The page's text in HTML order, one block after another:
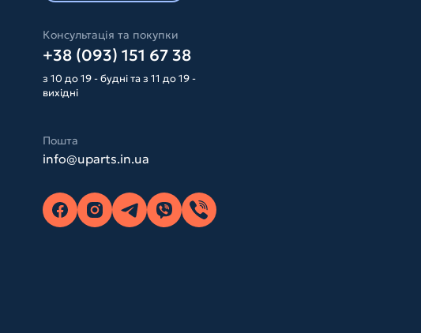
Консультація та покупки
+38 (093) 151 67 38
з 10 до 19 - будні та з 11 до 19 -
вихідні
Пошта
info@uparts.in.ua